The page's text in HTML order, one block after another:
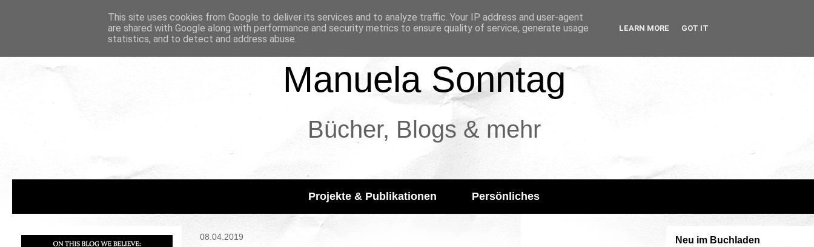
Manuela Sonntag
Bücher, Blogs & mehr
Projekte & Publikationen Persönliches
08.04.2019 Neu im Buchladen
This site uses cookies from Google to deliver its services and to analyze traffic. Your IP address and user-agent
are shared with Google along with performance and security metrics to ensure quality of service, generate usage
statistics, and to detect and address abuse.
LEARN MORE GOT IT